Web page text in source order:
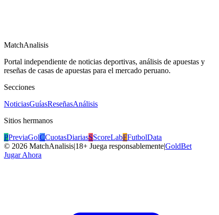
MatchAnalisis
Portal independiente de noticias deportivas, análisis de apuestas y
reseñas de casas de apuestas para el mercado peruano.
Secciones
NoticiasGuíasReseñasAnálisis
Sitios hermanos
PPreviaGolCCuotasDiariasSScoreLabFFutbolData
© 2026 MatchAnalisis|18+ Juega responsablemente|GoldBet
Jugar Ahora